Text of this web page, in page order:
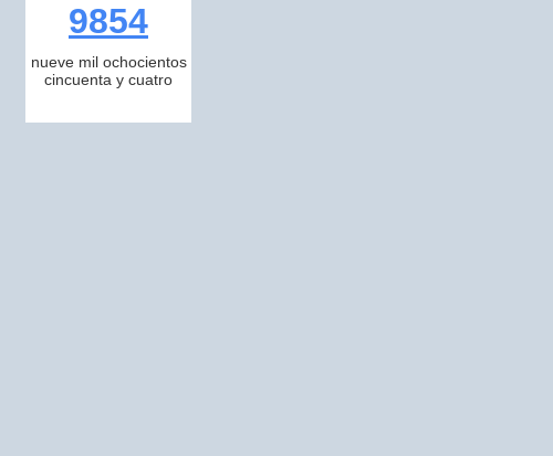
9854
nueve mil ochocientos
cincuenta y cuatro